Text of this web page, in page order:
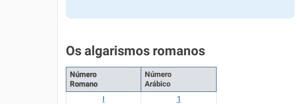
Os algarismos romanos
Número
Romano
Número
Arábico
I
1